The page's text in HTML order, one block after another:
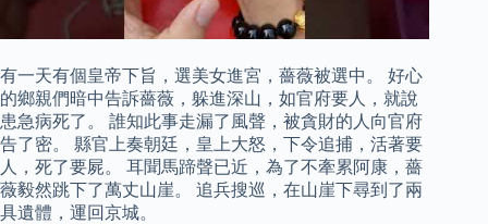
有一天有個皇帝下旨，選美女進宮，薔薇被選中。 好心
的鄉親們暗中告訴薔薇，躲進深山，如官府要人，就說
患急病死了。 誰知此事走漏了風聲，被貪財的人向官府
告了密。 縣官上奏朝廷，皇上大怒，下令追捕，活著要
人，死了要屍。 耳聞馬蹄聲已近，為了不牽累阿康，薔
薇毅然跳下了萬丈山崖。 追兵搜巡，在山崖下尋到了兩
具遺體，運回京城。